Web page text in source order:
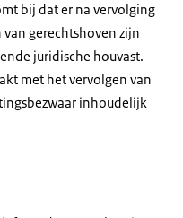
bij dat er na vervolging
gerechtshoven zijn
juridische houvast.
met het vervolgen van
inhoudelijk